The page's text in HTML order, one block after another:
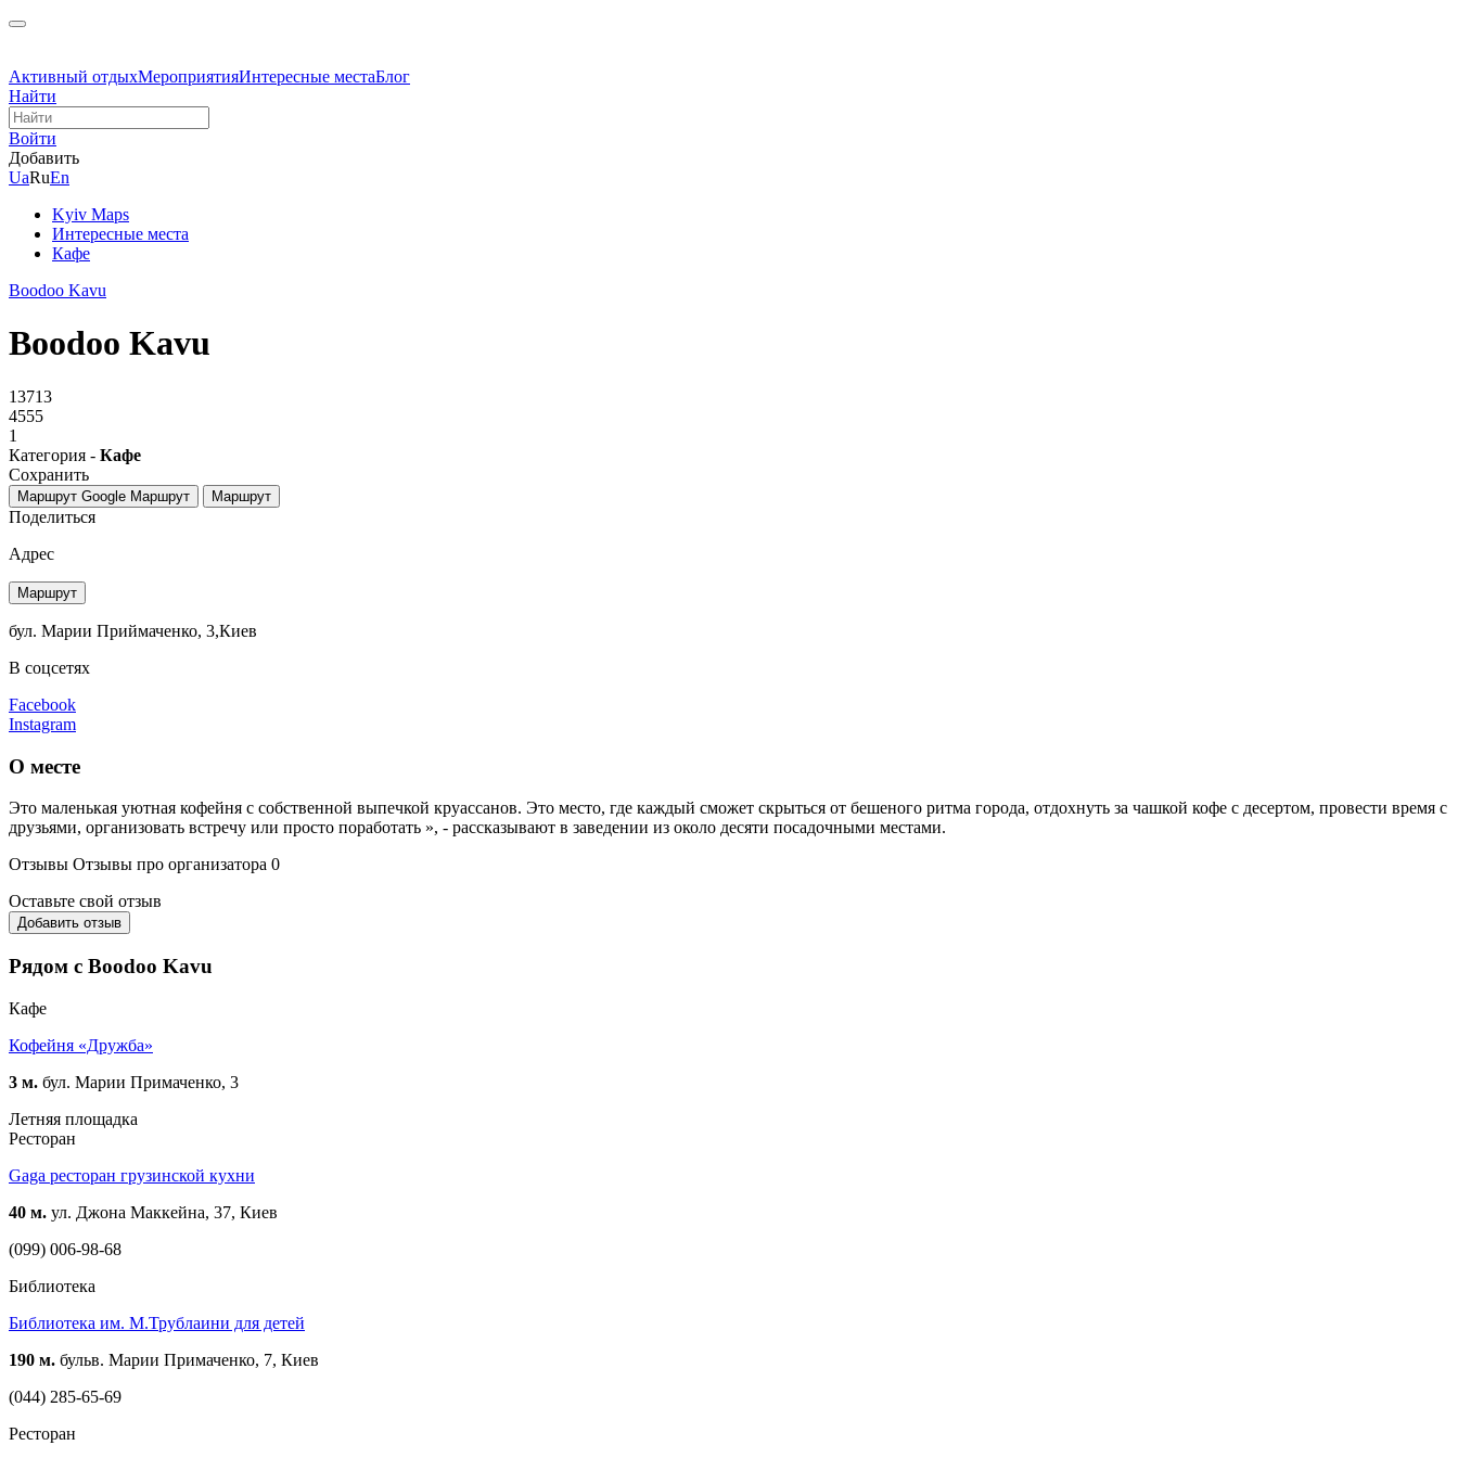
Активный отдыхМероприятияИнтересные местаБлог
Найти
Войти
Добавить
UaRuEn
Kyiv Maps
Интересные места
Кафе
Boodoo Kavu
Boodoo Kavu
13713
4555
1
Категория - Кафе
Сохранить
Маршрут Google Маршрут Маршрут
Поделиться
Адрес
Маршрут
бул. Марии Приймаченко, 3,Киев
В соцсетях
Facebook
Instagram
О месте
Это маленькая уютная кофейня с собственной выпечкой круассанов. Это место, где каждый сможет скрыться от бешеного ритма города, отдохнуть за чашкой кофе с десертом, провести время с
друзьями, организовать встречу или просто поработать », - рассказывают в заведении из около десяти посадочными местами.
Отзывы Отзывы про организатора 0
Оставьте свой отзыв
Добавить отзыв
Рядом с Boodoo Kavu
Кафе
Кофейня «Дружба»
3 м. бул. Марии Примаченко, 3
Летняя площадка
Ресторан
Gaga ресторан грузинской кухни
40 м. ул. Джона Маккейна, 37, Киев
(099) 006-98-68
Библиотека
Библиотека им. М.Трублаини для детей
190 м. бульв. Марии Примаченко, 7, Киев
(044) 285-65-69
Ресторан